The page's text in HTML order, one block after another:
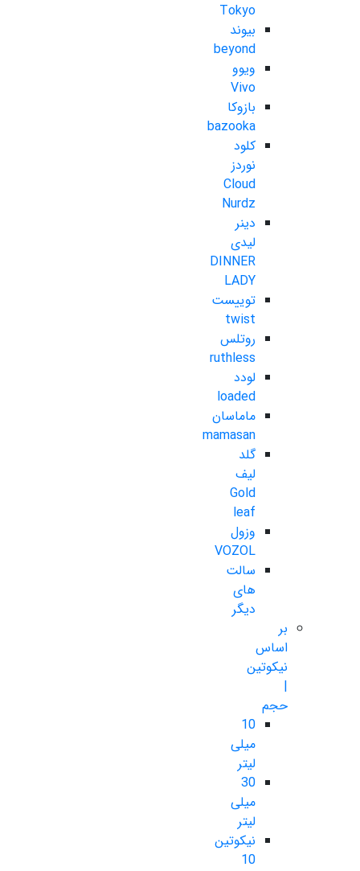
Tokyo
بیوند
beyond
ویوو
Vivo
بازوکا
bazooka
کلود
نوردز
Cloud
Nurdz
دینر
لیدی
DINNER
LADY
توییست
twist
روتلس
ruthless
لودد
loaded
ماماسان
mamasan
گلد
لیف
Gold
leaf
وزول
VOZOL
سالت
های
دیگر
بر
اساس
نیکوتین
|
حجم
10
میلی
لیتر
30
میلی
لیتر
نیکوتین
10